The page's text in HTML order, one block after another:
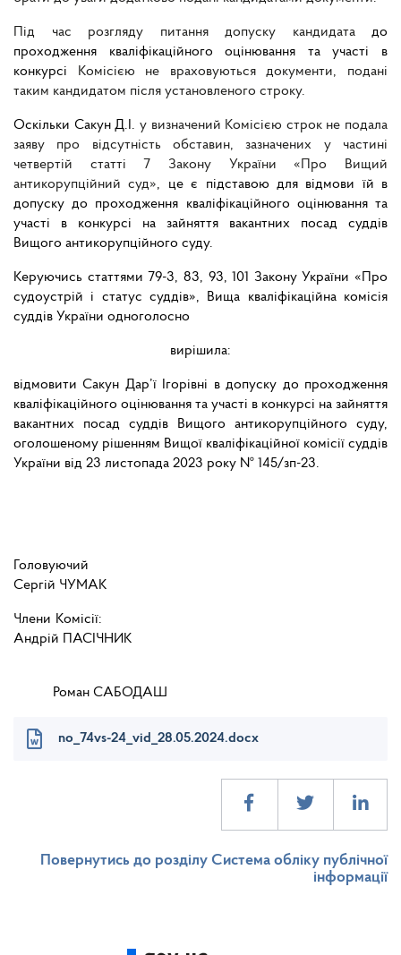
Під час розгляду питання допуску кандидата до
проходження кваліфікаційного оцінювання та участі в
конкурсі Комісією не враховуються документи, подані
таким кандидатом після установленого строку.
Оскільки Сакун Д.І. у визначений Комісією строк не подала
заяву про відсутність обставин, зазначених у частині
четвертій статті 7 Закону України «Про Вищий
антикорупційний суд», це є підставою для відмови їй в
допуску до проходження кваліфікаційного оцінювання та
участі в конкурсі на зайняття вакантних посад суддів
Вищого антикорупційного суду.
Керуючись статтями 79-3, 83, 93, 101 Закону України «Про
судоустрій і статус суддів», Вища кваліфікаційна комісія
суддів України одноголосно
вирішила:
відмовити Сакун Дар’ї Ігорівні в допуску до проходження
кваліфікаційного оцінювання та участі в конкурсі на зайняття
вакантних посад суддів Вищого антикорупційного суду,
оголошеному рішенням Вищої кваліфікаційної комісії суддів
України від 23 листопада 2023 року № 145/зп-23.
Головуючий
Сергій ЧУМАК
Члени Комісії:
Андрій ПАСІЧНИК
Роман САБОДАШ
no_74vs-24_vid_28.05.2024.docx
Повернутись до розділу Система обліку публічної
інформації